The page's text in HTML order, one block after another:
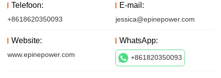
Telefoon:
+8618620350093
E-mail:
jessica@epinepower.com
Website:
www.epinepower.com
WhatsApp:
+861820350093